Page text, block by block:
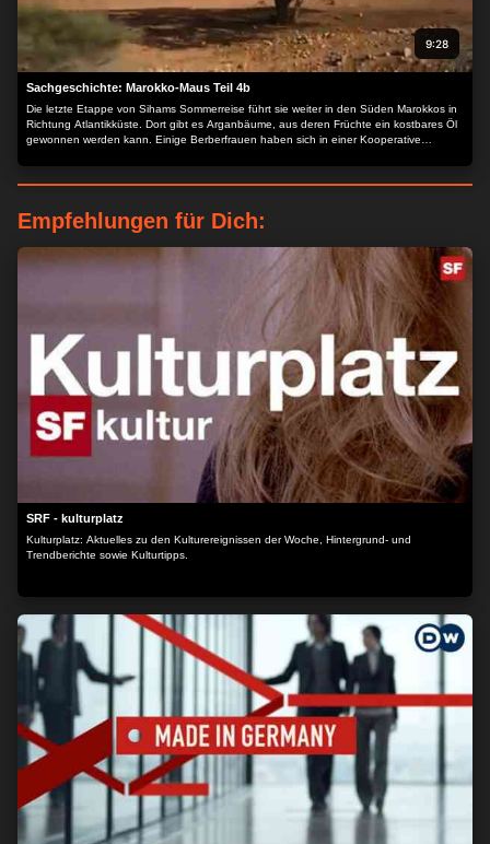
9:28
Sachgeschichte: Marokko-Maus Teil 4b
Die letzte Etappe von Sihams Sommerreise führt sie weiter in den Süden Marokkos in
Richtung Atlantikküste. Dort gibt es Arganbäume, aus deren Früchte ein kostbares Öl
gewonnen werden kann. Einige Berberfrauen haben sich in einer Kooperative
zum Abfüllen des Öls in Flaschen. Siham schaut sich den Prozess von vorne bis
hinten genau an und darf sogar selbst einmal probieren, den öligen Samen aus der
Empfehlungen für Dich:
SRF - kulturplatz
Kulturplatz: Aktuelles zu den Kulturereignissen der Woche, Hintergrund- und
Trendberichte sowie Kulturtipps.